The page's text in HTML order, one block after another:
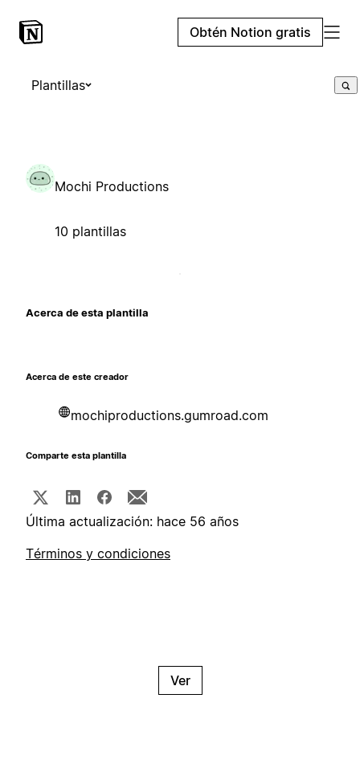
Obtén Notion gratis
Plantillas
Mochi Productions
10 plantillas
Acerca de esta plantilla
Acerca de este creador
mochiproductions.gumroad.com
Comparte esta plantilla
Última actualización: hace 56 años
Términos y condiciones
Ver